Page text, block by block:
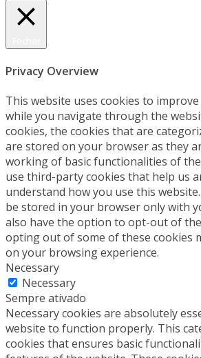
Privacy Overview
This website uses cookies to
while you navigate through the
cookies, the cookies that are
are stored on your browser as they
working of basic functionalities of
use third-party cookies that help us
understand how you use this
be stored in your browser only with
also have the option to opt-out of
opting out of some of these cookies
on your browsing experience.
Necessary
Necessary
Sempre ativado
Necessary cookies are absolutely
website to function properly. This
cookies that ensures basic